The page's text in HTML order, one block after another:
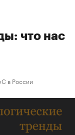
что нас
в России